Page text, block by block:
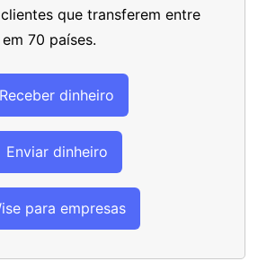
que transferem entre
70 países.
Receber dinheiro
Enviar dinheiro
para empresas